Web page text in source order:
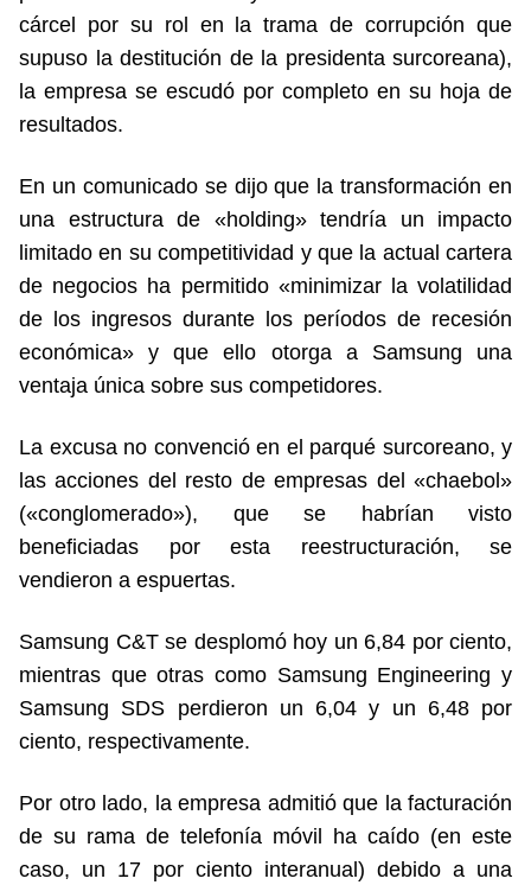
cárcel por su rol en la trama de corrupción que
supuso la destitución de la presidenta surcoreana),
la empresa se escudó por completo en su hoja de
resultados.
En un comunicado se dijo que la transformación en
una estructura de «holding» tendría un impacto
limitado en su competitividad y que la actual cartera
de negocios ha permitido «minimizar la volatilidad
de los ingresos durante los períodos de recesión
económica» y que ello otorga a Samsung una
ventaja única sobre sus competidores.
La excusa no convenció en el parqué surcoreano, y
las acciones del resto de empresas del «chaebol»
(«conglomerado»), que se habrían visto
beneficiadas por esta reestructuración, se
vendieron a espuertas.
Samsung C&T se desplomó hoy un 6,84 por ciento,
mientras que otras como Samsung Engineering y
Samsung SDS perdieron un 6,04 y un 6,48 por
ciento, respectivamente.
Por otro lado, la empresa admitió que la facturación
de su rama de telefonía móvil ha caído (en este
caso, un 17 por ciento interanual) debido a una